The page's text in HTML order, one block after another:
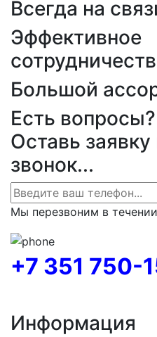
Всегда на
Эффективное
Большой
Есть вопросы?
Оставь
звонок...
Мы перезвоним в
+7 351 750-
Информация